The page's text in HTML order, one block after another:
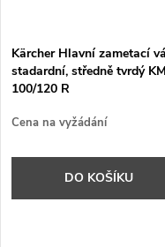
Kärcher Hlavní zametací
stadardní, středně tvrdý KM
100/120 R
Cena na vyžádání
DO KOŠÍKU